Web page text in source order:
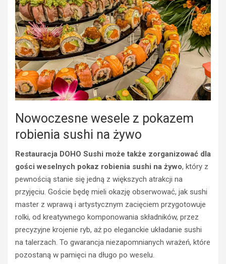
Nowoczesne wesele z pokazem
robienia sushi na żywo
Restauracja DOHO Sushi może także zorganizować dla
gości weselnych pokaz robienia sushi na żywo, który z
pewnością stanie się jedną z większych atrakcji na
przyjęciu. Goście będę mieli okazję obserwować, jak sushi
master z wprawą i artystycznym zacięciem przygotowuje
rolki, od kreatywnego komponowania składników, przez
precyzyjne krojenie ryb, aż po eleganckie układanie sushi
na talerzach. To gwarancja niezapomnianych wrażeń, które
pozostaną w pamięci na długo po weselu.
BEZPIECZEŃSTWO
POLICJA
WYPADKI
POLICJA